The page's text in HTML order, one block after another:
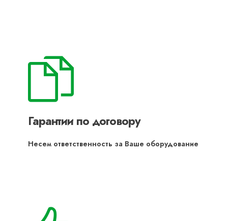
Гарантии по договору
Несем ответственность за Ваше оборудование